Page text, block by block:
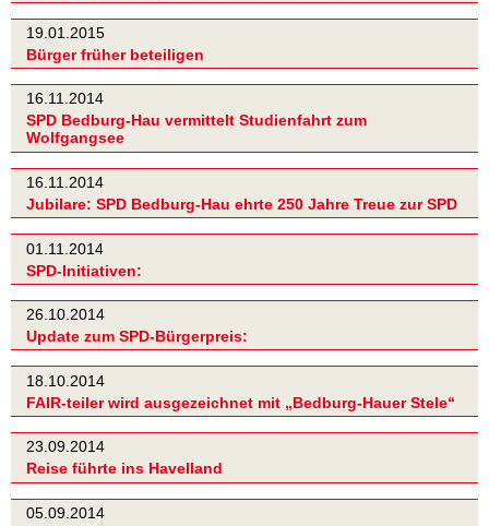
19.01.2015
Bürger früher beteiligen
16.11.2014
SPD Bedburg-Hau vermittelt Studienfahrt zum
Wolfgangsee
16.11.2014
Jubilare: SPD Bedburg-Hau ehrte 250 Jahre Treue zur SPD
01.11.2014
SPD-Initiativen:
26.10.2014
Update zum SPD-Bürgerpreis:
18.10.2014
FAIR-teiler wird ausgezeichnet mit „Bedburg-Hauer Stele“
23.09.2014
Reise führte ins Havelland
05.09.2014